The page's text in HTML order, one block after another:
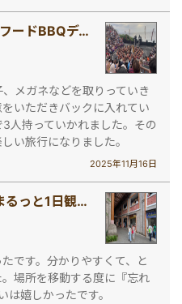
ジンバランビーチでのシーフードBBQディナープラン(ウルワツ寺院ケチャックダンス＆ディナー)
メガネなどを取りっていき
いただきバックに入れてい
人持っていかれました。その
い旅行になりました。
2025年11月16日
ベーシックプラン(バリ島まるっと1日観光)
です。分かりやすくて、と
場所を移動する度に『忘れ
嬉しかったです。